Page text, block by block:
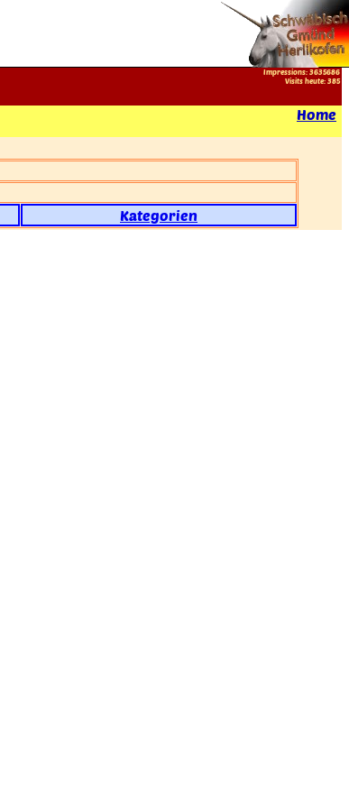
Impressions: 3635686
Visits heute: 385
Home
Kategorien